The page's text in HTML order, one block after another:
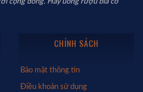
CHÍNH SÁCH
Bảo mật thông tin
Điều khoản sử dụng